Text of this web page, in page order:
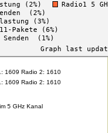
1609 Radio 2: 1610
1609 Radio 2: 1610
5 GHz Kanal